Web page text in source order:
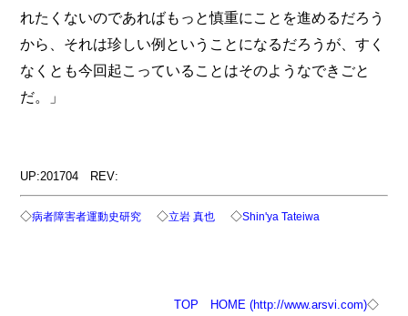
れたくないのであればもっと慎重にことを進めるだろう
から、それは珍しい例ということになるだろうが、すく
なくとも今回起こっていることはそのようなできごと
だ。」
UP:201704 REV:
◇病者障害者運動史研究 ◇立岩 真也 ◇Shin'ya Tateiwa
TOP HOME (http://www.arsvi.com)◇